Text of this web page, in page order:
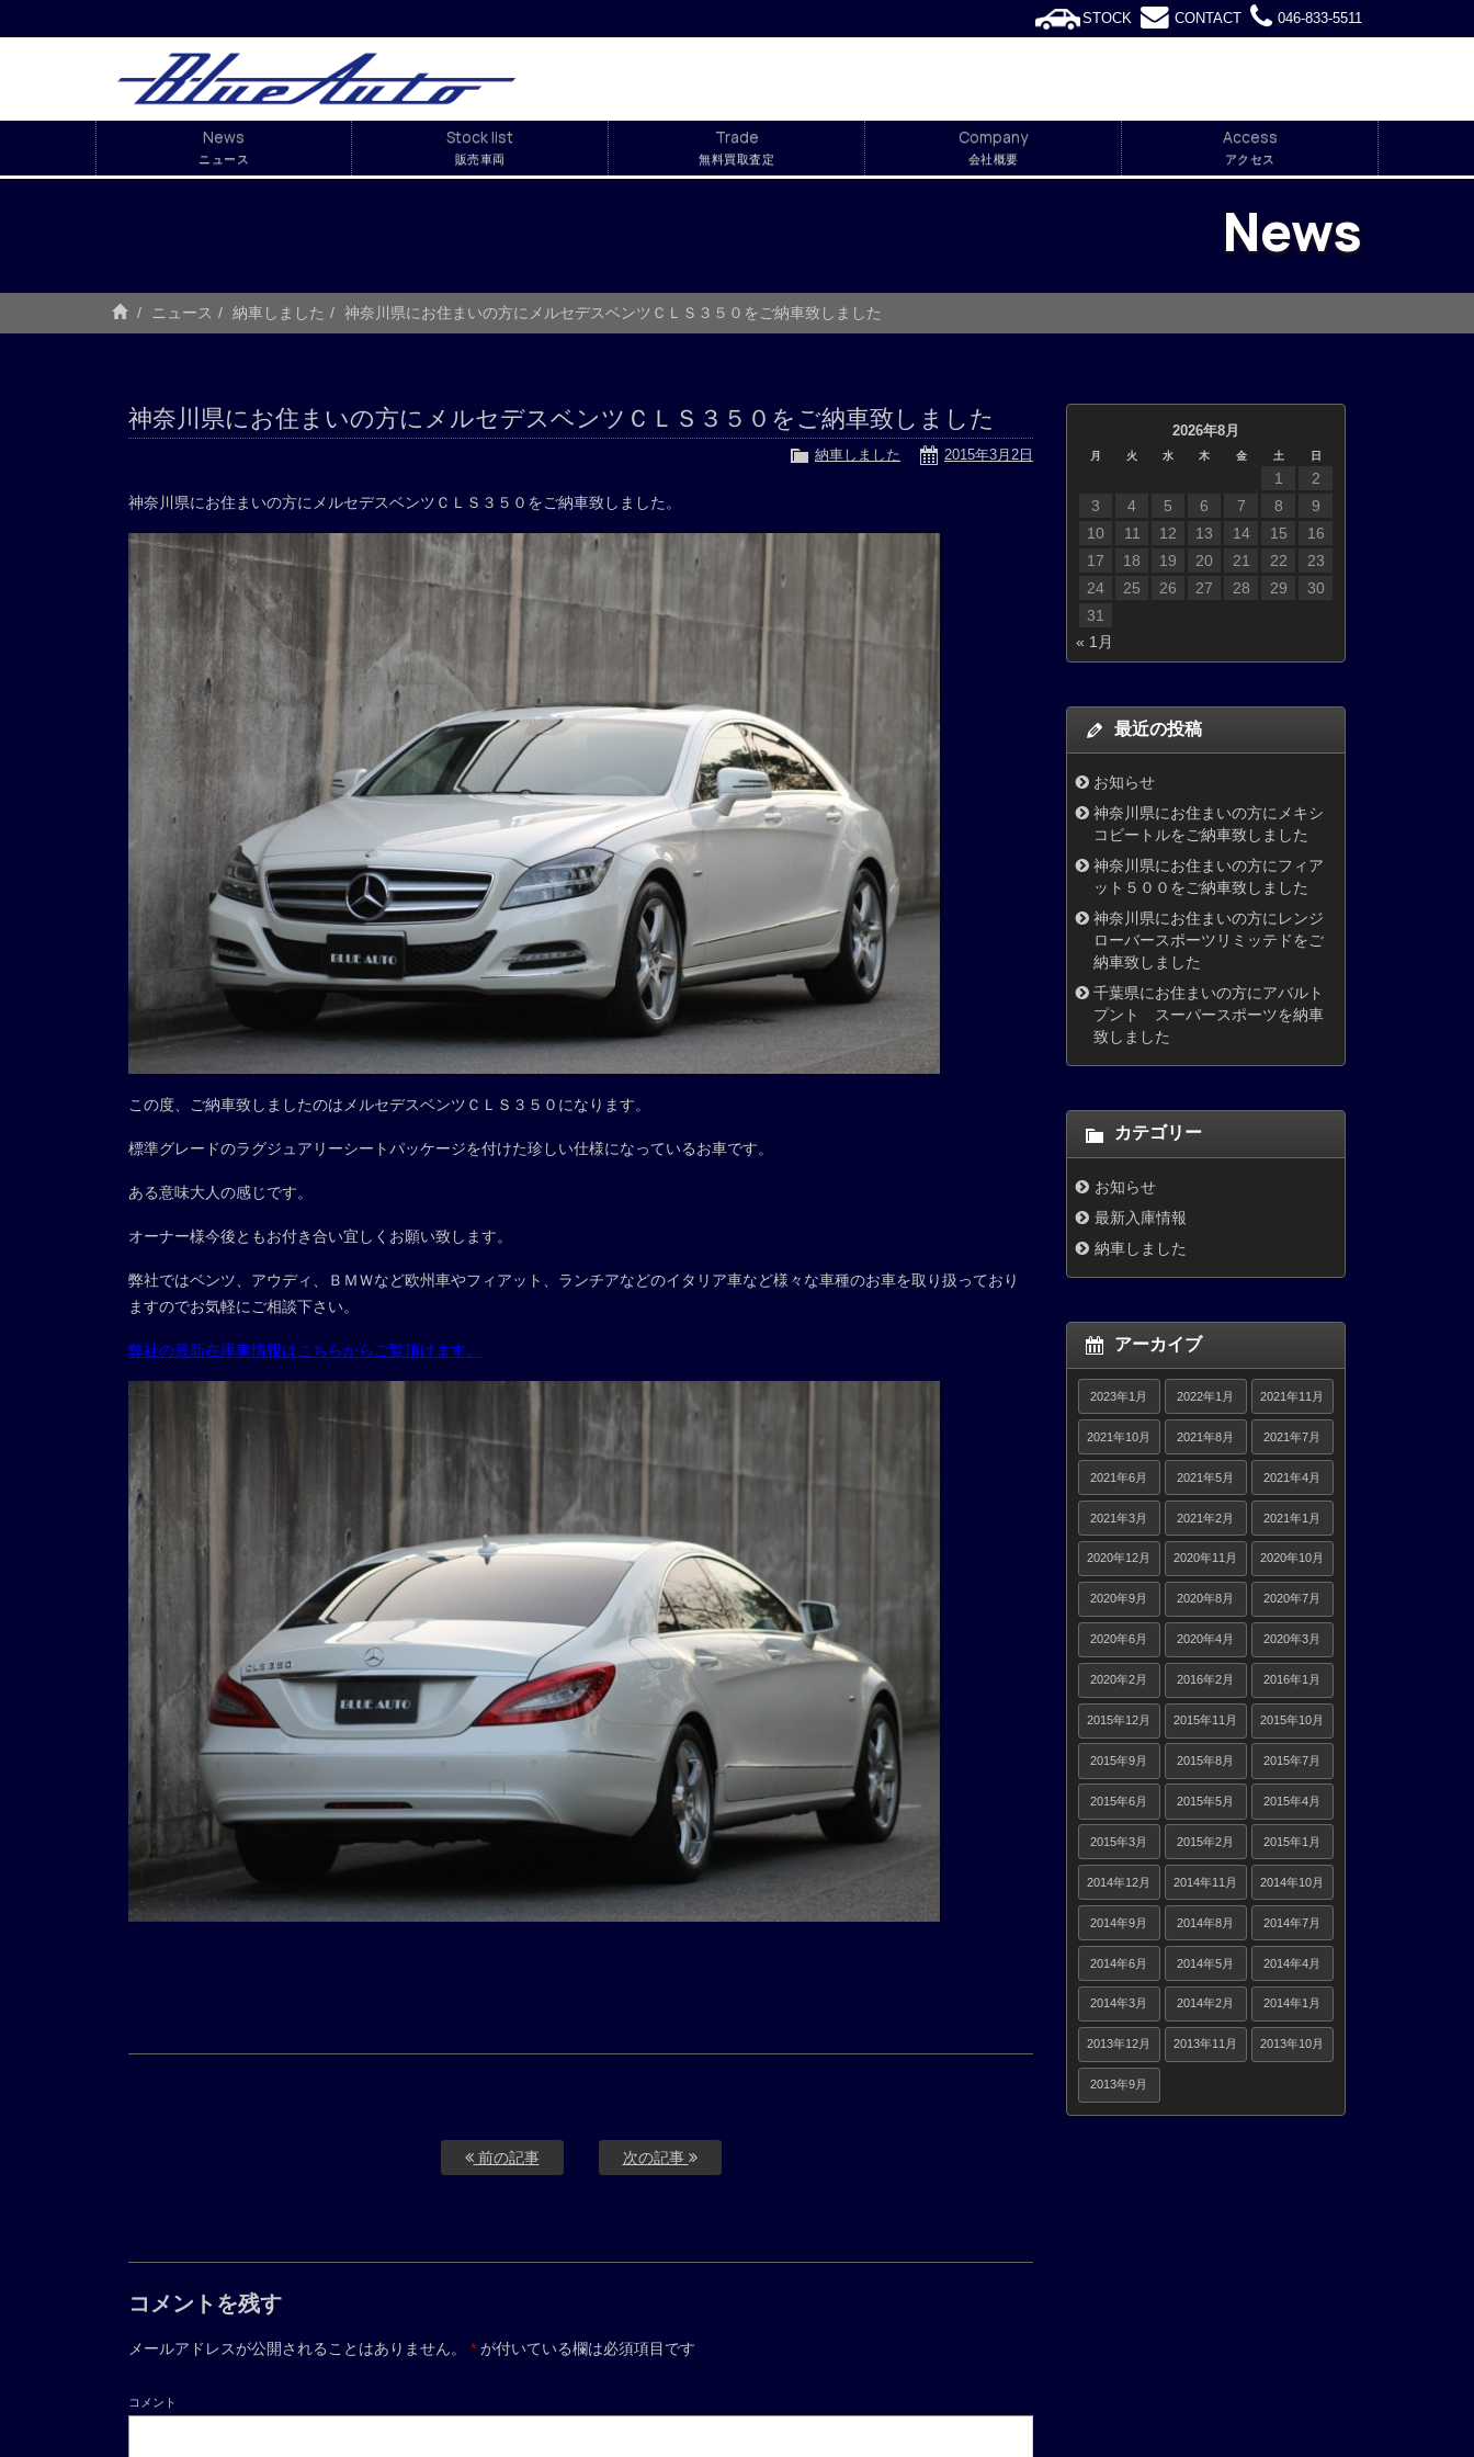
STOCK CONTACT 046-833-5511
News
ニュース
Stock list
販売車両
Trade
無料買取査定
Company
会社概要
Access
アクセス
News
ニュース 納車しました 神奈川県にお住まいの方にメルセデスベンツＣＬＳ３５０をご納車致しました
神奈川県にお住まいの方にメルセデスベンツＣＬＳ３５０をご納車致しました
2015年3月2日
納車しました
神奈川県にお住まいの方にメルセデスベンツＣＬＳ３５０をご納車致しました。
この度、ご納車致しましたのはメルセデスベンツＣＬＳ３５０になります。
標準グレードのラグジュアリーシートパッケージを付けた珍しい仕様になっているお車です。
ある意味大人の感じです。
オーナー様今後ともお付き合い宜しくお願い致します。
弊社ではベンツ、アウディ、ＢＭＷなど欧州車やフィアット、ランチアなどのイタリア車など様々な車種のお車を取り扱っており
ますのでお気軽にご相談下さい。
弊社の最新在庫車情報はこちらからご覧頂けます。
前の記事 次の記事
コメントを残す
メールアドレスが公開されることはありません。 * が付いている欄は必須項目です
コメント
2026年8月
月 火 水 木 金 土 日
1
2
3
4 5 6 7 8
9
10
11 12 13 14 15
16
17
18 19 20 21 22
23
24
25 26 27 28 29
30
31
« 1月
最近の投稿
お知らせ
神奈川県にお住まいの方にメキシ
コビートルをご納車致しました
神奈川県にお住まいの方にフィア
ット５００をご納車致しました
神奈川県にお住まいの方にレンジ
ローバースポーツリミッテドをご
納車致しました
千葉県にお住まいの方にアバルト
プント スーパースポーツを納車
致しました
カテゴリー
お知らせ
最新入庫情報
納車しました
アーカイブ
2023年1月 2022年1月 2021年11月
2021年10月 2021年8月 2021年7月
2021年6月 2021年5月 2021年4月
2021年3月 2021年2月 2021年1月
2020年12月 2020年11月 2020年10月
2020年9月 2020年8月 2020年7月
2020年6月 2020年4月 2020年3月
2020年2月 2016年2月 2016年1月
2015年12月 2015年11月 2015年10月
2015年9月 2015年8月 2015年7月
2015年6月 2015年5月 2015年4月
2015年3月 2015年2月 2015年1月
2014年12月 2014年11月 2014年10月
2014年9月 2014年8月 2014年7月
2014年6月 2014年5月 2014年4月
2014年3月 2014年2月 2014年1月
2013年12月 2013年11月 2013年10月
2013年9月